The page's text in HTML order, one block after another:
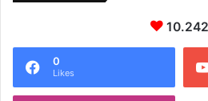
10.242
0
Likes